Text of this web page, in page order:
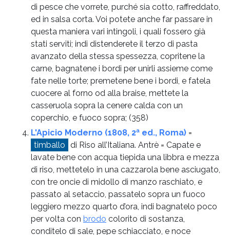
di pesce che vorrete, purché sia cotto, raffreddato,
ed in salsa corta. Voi potete anche far passare in
questa maniera vari intingoli, i quali fossero già
stati serviti; indi distenderete il terzo di pasta
avanzato della stessa spessezza, copritene la
carne, bagnatene i bordi per unirli assieme come
fate nelle torte; premetene bene i bordi, e fatela
cuocere al forno od alla braise, mettete la
casseruola sopra la cenere calda con un
coperchio, e fuoco sopra; (358)
L'Apicio Moderno (1808, 2ª ed., Roma) =
timballo di Riso all’Italiana. Antrè = Capate e
lavate bene con acqua tiepida una libbra e mezza
di riso, mettetelo in una cazzarola bene asciugato,
con tre oncie di midollo di manzo raschiato, e
passato al setaccio, passatelo sopra un fuoco
leggiero mezzo quarto d’ora, indi bagnatelo poco
per volta con brodo colorito di sostanza,
conditelo di sale, pepe schiacciato, e noce